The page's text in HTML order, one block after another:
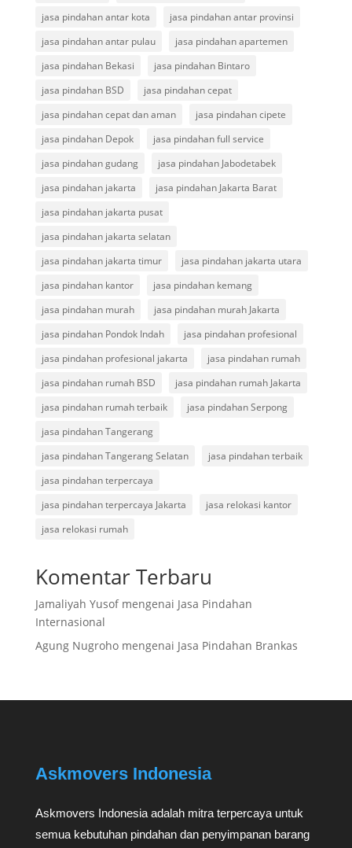
jasa pindahan antar kota
jasa pindahan antar provinsi
jasa pindahan antar pulau
jasa pindahan apartemen
jasa pindahan Bekasi
jasa pindahan Bintaro
jasa pindahan BSD
jasa pindahan cepat
jasa pindahan cepat dan aman
jasa pindahan cipete
jasa pindahan Depok
jasa pindahan full service
jasa pindahan gudang
jasa pindahan Jabodetabek
jasa pindahan jakarta
jasa pindahan Jakarta Barat
jasa pindahan jakarta pusat
jasa pindahan jakarta selatan
jasa pindahan jakarta timur
jasa pindahan jakarta utara
jasa pindahan kantor
jasa pindahan kemang
jasa pindahan murah
jasa pindahan murah Jakarta
jasa pindahan Pondok Indah
jasa pindahan profesional
jasa pindahan profesional jakarta
jasa pindahan rumah
jasa pindahan rumah BSD
jasa pindahan rumah Jakarta
jasa pindahan rumah terbaik
jasa pindahan Serpong
jasa pindahan Tangerang
jasa pindahan Tangerang Selatan
jasa pindahan terbaik
jasa pindahan terpercaya
jasa pindahan terpercaya Jakarta
jasa relokasi kantor
jasa relokasi rumah
Komentar Terbaru
Jamaliyah Yusofmengenai Jasa Pindahan
Internasional
Agung Nugrohomengenai Jasa Pindahan Brankas
Askmovers Indonesia
Askmovers Indonesia adalah mitra terpercaya untuk
semua kebutuhan pindahan dan penyimpanan barang